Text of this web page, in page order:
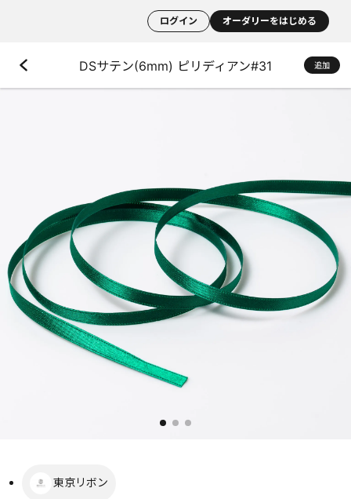
ログイン オーダリーをはじめる
DSサテン(6mm) ピリディアン#31 追加
東京リボン